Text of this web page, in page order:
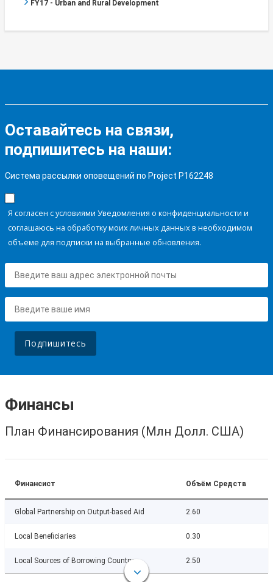
FY17 - Urban and Rural Development
Оставайтесь на связи,
подпишитесь на наши:
Система рассылки оповещений по Project P162248
Я согласен с условиями Уведомления о конфиденциальности и
соглашаюсь на обработку моих личных данных в необходимом
объеме для подписки на выбранные обновления.
Подпишитесь
Финансы
План Финансирования (Млн Долл. США)
Финансист Объём Средств
Global Partnership on Output-based Aid 2.60
Local Beneficiaries 0.30
Local Sources of Borrowing Country 2.50